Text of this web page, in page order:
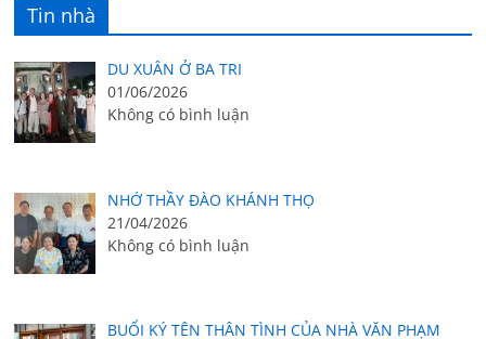
Tin nhà
DU XUÂN Ở BA TRI
01/06/2026
Không có bình luận
NHỚ THẦY ĐÀO KHÁNH THỌ
21/04/2026
Không có bình luận
BUỔI KÝ TÊN THÂN TÌNH CỦA NHÀ VĂN PHẠM